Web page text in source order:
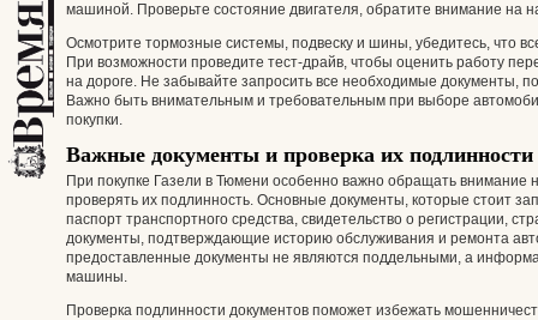
машиной. Проверьте состояние двигателя, обратите внимание на
Осмотрите тормозные системы, подвеску и шины, убедитесь, что
При возможности проведите тест-драйв, чтобы оценить работу
на дороге. Не забывайте запросить все необходимые документы,
Важно быть внимательным и требовательным при выборе
покупки.
Важные документы и проверка их подлинности
При покупке Газели в Тюмени особенно важно обращать внимание
проверять их подлинность. Основные документы, которые стоит
паспорт транспортного средства, свидетельство о регистрации,
документы, подтверждающие историю обслуживания и ремонта
предоставленные документы не являются поддельными, а
машины.
Проверка подлинности документов поможет избежать